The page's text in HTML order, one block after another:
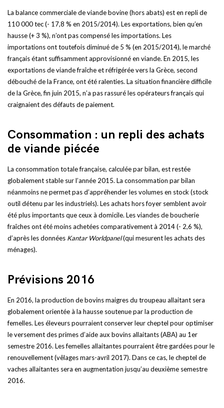
La balance commerciale de viande bovine (hors abats) est en repli de
110 000 tec (- 17,8 % en 2015/2014). Les exportations, bien qu’en
hausse (+ 3 %), n’ont pas compensé les importations. Les
importations ont toutefois diminué de 5 % (en 2015/2014), le marché
français étant suffisamment approvisionné en viande. En 2015, les
exportations de viande fraîche et réfrigérée vers la Grèce, second
débouché de la France, ont été ralenties. La situation financière difficile
de la Grèce, fin juin 2015, n’a pas rassuré les opérateurs français qui
craignaient des défauts de paiement.
Consommation : un repli des achats
de viande piécée
La consommation totale française, calculée par bilan, est restée
globalement stable sur l’année 2015. La consommation par bilan
néanmoins ne permet pas d’appréhender les volumes en stock (stock
outil détenu par les industriels). Les achats hors foyer semblent avoir
été plus importants que ceux à domicile. Les viandes de boucherie
fraîches ont été moins achetées comparativement à 2014 (- 2,6 %),
d’après les données Kantar Worldpanel(qui mesurent les achats des
ménages).
Prévisions 2016
En 2016, la production de bovins maigres du troupeau allaitant sera
globalement orientée à la hausse soutenue par la production de
femelles. Les éleveurs pourraient conserver leur cheptel pour optimiser
le versement des primes d’aide aux bovins allaitants (ABA) au 1er
semestre 2016. Les femelles allaitantes pourraient être gardées pour le
renouvellement (vêlages mars-avril 2017). Dans ce cas, le cheptel de
vaches allaitantes sera en augmentation jusqu’au deuxième semestre
2016.